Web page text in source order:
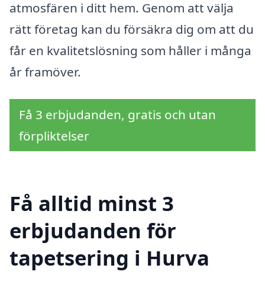
atmosfären i ditt hem. Genom att välja
rätt företag kan du försäkra dig om att du
får en kvalitetslösning som håller i många
år framöver.
Få 3 erbjudanden, gratis och utan
förpliktelser
Få alltid minst 3
erbjudanden för
tapetsering i Hurva